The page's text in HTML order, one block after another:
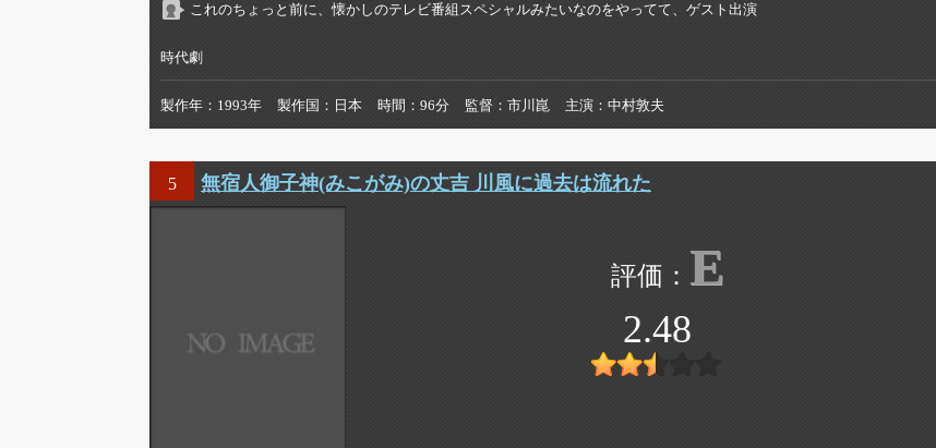
これのちょっと前に、懐かしのテレビ番組スペシャルみたいなのをやってて、ゲスト出演
時代劇
製作年 1993年 製作国 日本 時間 96分 監督 市川崑 主演 中村敦夫
5 無宿人御子神(みこがみ)の丈吉 川風に過去は流れた
E
2.48